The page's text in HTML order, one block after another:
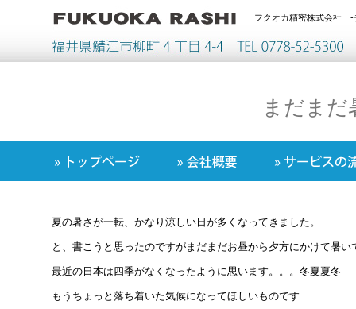
フクオカ精密株式会社 -
まだまだ
夏の暑さが一転、かなり涼しい日が多くなってきました。
と、書こうと思ったのですがまだまだお昼から夕方にかけて暑
最近の日本は四季がなくなったように思います。。。冬夏夏冬
もうちょっと落ち着いた気候になってほしいものです